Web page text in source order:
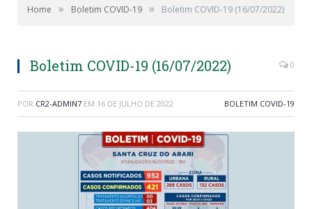
Home » Boletim COVID-19 » Boletim COVID-19 (16/07/2022)
Boletim COVID-19 (16/07/2022) 0
POR CR2-ADMIN7 EM 16 DE JULHO DE 2022 BOLETIM COVID-19